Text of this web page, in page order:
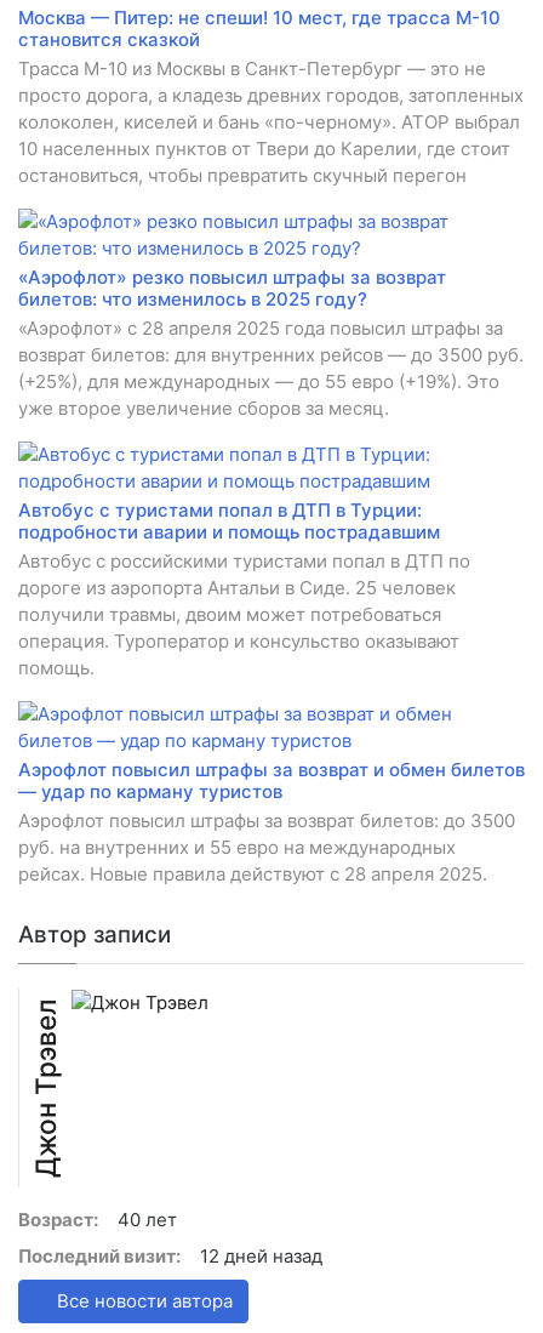
Москва — Питер: не спеши! 10 мест, где трасса М-10
становится сказкой
Трасса М-10 из Москвы в Санкт-Петербург — это не
просто дорога, а кладезь древних городов, затопленных
колоколен, киселей и бань «по-черному». АТОР выбрал
10 населенных пунктов от Твери до Карелии, где стоит
остановиться, чтобы превратить скучный перегон
«Аэрофлот» резко повысил штрафы за возврат
билетов: что изменилось в 2025 году?
«Аэрофлот» с 28 апреля 2025 года повысил штрафы за
возврат билетов: для внутренних рейсов — до 3500 руб.
(+25%), для международных — до 55 евро (+19%). Это
уже второе увеличение сборов за месяц.
Автобус с туристами попал в ДТП в Турции:
подробности аварии и помощь пострадавшим
Автобус с российскими туристами попал в ДТП по
дороге из аэропорта Антальи в Сиде. 25 человек
получили травмы, двоим может потребоваться
операция. Туроператор и консульство оказывают
помощь.
Аэрофлот повысил штрафы за возврат и обмен билетов
— удар по карману туристов
Аэрофлот повысил штрафы за возврат билетов: до 3500
руб. на внутренних и 55 евро на международных
рейсах. Новые правила действуют с 28 апреля 2025.
Автор записи
Джон Трэвел
Возраст:
40 лет
Последний визит:
12 дней назад
Все новости автора